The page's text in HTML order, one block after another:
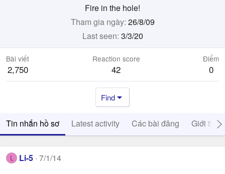
Fire in the hole!
Tham gia ngày 26/8/09
Last seen 3/3/20
Bài viết
2,750
Reaction score
42
Điểm
0
Find
Tin nhắn hồ sơ Latest activity Các bài đăng Giới thiệu
L Li-5 7/1/14